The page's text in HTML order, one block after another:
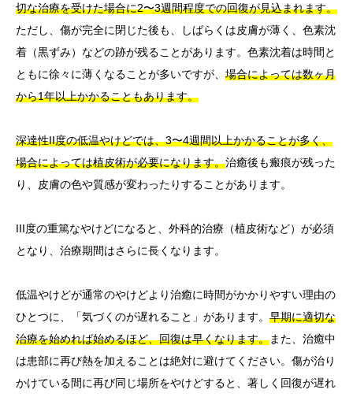
切な治療を受けた場合に2〜3週間程度での回復が見込まれます。
ただし、傷が完全に閉じた後も、しばらくは皮膚が薄く、色素沈
着（黒ずみ）などの跡が残ることがあります。色素沈着は時間と
ともに徐々に薄くなることが多いですが、 場合によっては数ヶ月
から1年以上かかることもあります。
深達性II度の低温やけどでは、3〜4週間以上かかることが多く、
場合によっては植皮術が必要になります。治癒後も瘢痕が残った
り、皮膚の色や質感が変わったりすることがあります。
III度の重篤なやけどになると、外科的治療（植皮術など）が必須
となり、治療期間はさらに長くなります。
低温やけどが通常のやけどより治癒に時間がかかりやすい理由の
ひとつに、「気づくのが遅れること」があります。 早期に適切な
治療を始めれば始めるほど、回復は早くなります。また、治癒中
は患部に再び熱を加えることは絶対に避けてください。傷が治り
かけている間に再び同じ場所をやけどすると、著しく回復が遅れ